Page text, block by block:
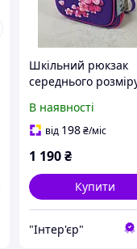
Шкільний рюкзак
середнього
дівчаток
В наявності
від 198 ₴/міс
1 190 ₴
Купити
"Інтер'єр"